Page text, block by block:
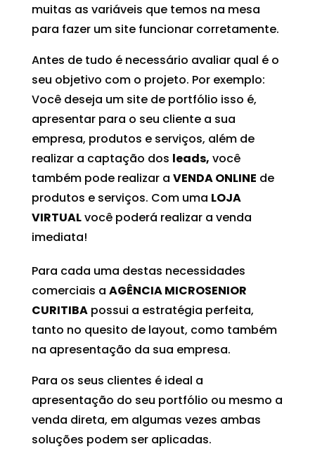
muitas as variáveis que temos na mesa
para fazer um site funcionar corretamente.
Antes de tudo é necessário avaliar qual é o
seu objetivo com o projeto. Por exemplo:
Você deseja um site de portfólio isso é,
apresentar para o seu cliente a sua
empresa, produtos e serviços, além de
realizar a captação dos leads, você
também pode realizar a VENDA ONLINE de
produtos e serviços. Com uma LOJA
VIRTUALvocê poderá realizar a venda
imediata!
Para cada uma destas necessidades
comerciais a AGÊNCIA MICROSENIOR
CURITIBA possui a estratégia perfeita,
tanto no quesito de layout, como também
na apresentação da sua empresa.
Para os seus clientes é ideal a
apresentação do seu portfólio ou mesmo a
venda direta, em algumas vezes ambas
soluções podem ser aplicadas.